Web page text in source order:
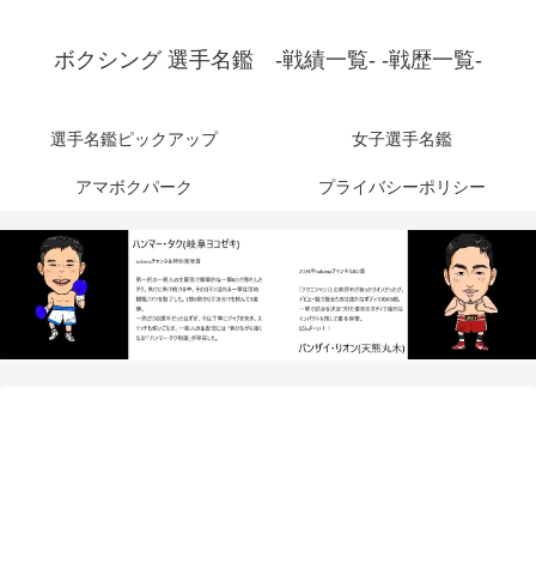
ボクシング 選手名鑑 -戦績一覧- -戦歴一覧-
選手名鑑ピックアップ 女子選手名鑑
アマボクパーク プライバシーポリシー